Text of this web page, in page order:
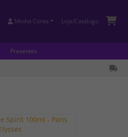
Minha Conta Loja/Catálogo
Presentes